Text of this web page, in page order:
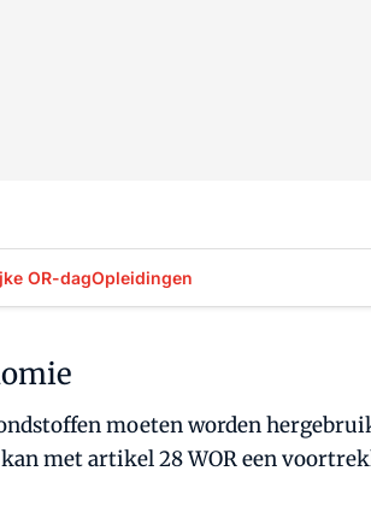
OR-dagOpleidingen
moeten worden
met artikel 28 WOR een